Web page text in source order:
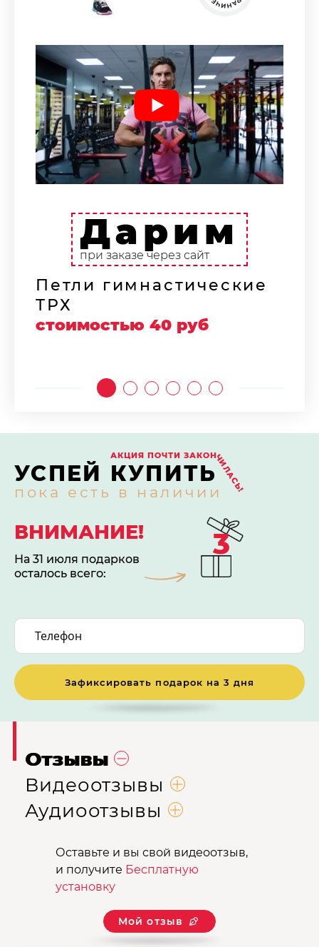
Дарим
при заказе через сайт
Петли гимнастические
ТРХ
стоимостью 40 руб
АКЦИЯ ПОЧТИ ЗАКОНЧИЛАСЬ!
УСПЕЙ КУПИТЬ
пока есть в наличии
ВНИМАНИЕ!
На 31 июля подарков
осталось всего:
3
Зафиксировать подарок на 3 дня
Отзывы
Видеоотзывы
Аудиоотзывы
Оставьте и вы свой видеоотзыв,
и получите Бесплатную
установку
Мой отзыв